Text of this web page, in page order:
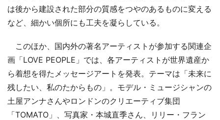
は後から建設された部分の質感をつやのあるものに変える
など、細かい個所にも工夫を凝らしている。
このほか、国内外の著名アーティストが参加する関連企
画「LOVE PEOPLE」では、各アーティストが世界遺産か
ら着想を得たメッセージアートを発表。テーマは「未来に
残したい、私のたからもの」。モデル・ミュージシャンの
土屋アンナさんやロンドンのクリエーティブ集団
「TOMATO」、写真家・本城直季さん、リリー・フラン